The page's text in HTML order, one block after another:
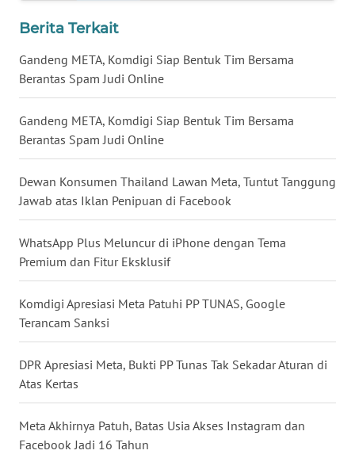
Berita Terkait
Gandeng META, Komdigi Siap Bentuk Tim Bersama
Berantas Spam Judi Online
Gandeng META, Komdigi Siap Bentuk Tim Bersama
Berantas Spam Judi Online
Dewan Konsumen Thailand Lawan Meta, Tuntut Tanggung
Jawab atas Iklan Penipuan di Facebook
WhatsApp Plus Meluncur di iPhone dengan Tema
Premium dan Fitur Eksklusif
Komdigi Apresiasi Meta Patuhi PP TUNAS, Google
Terancam Sanksi
DPR Apresiasi Meta, Bukti PP Tunas Tak Sekadar Aturan di
Atas Kertas
Meta Akhirnya Patuh, Batas Usia Akses Instagram dan
Facebook Jadi 16 Tahun
PAPUA
WN
RIAU
WN
SERAMBI
WN
WN
WN
SULTENG
WN
SULBAR